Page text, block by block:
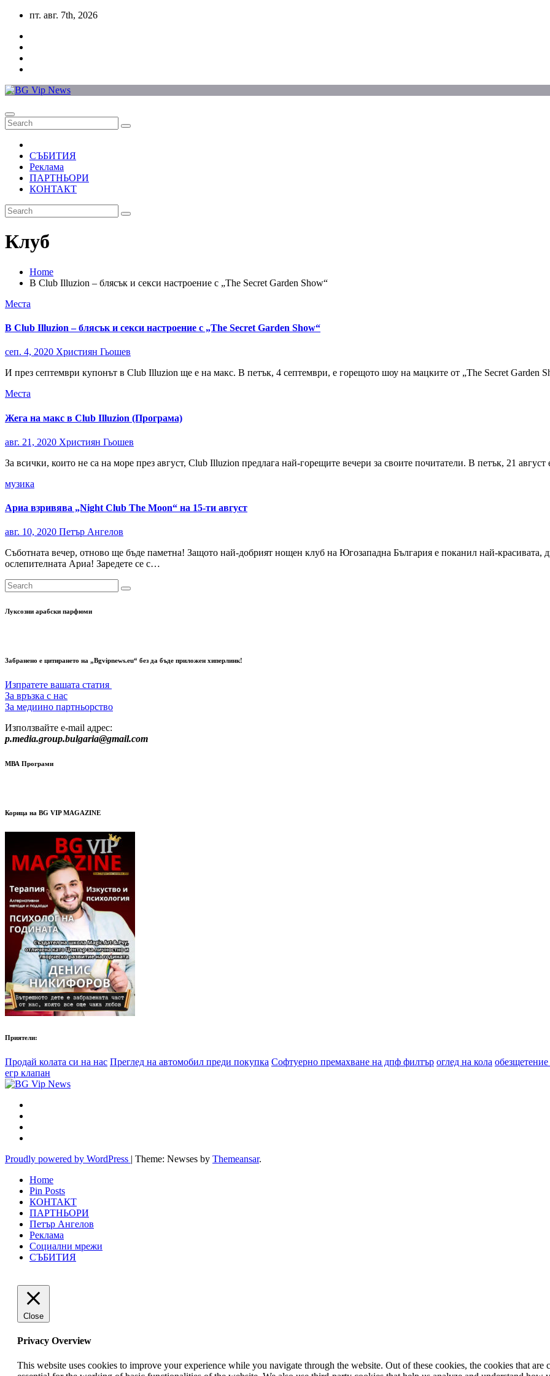
Skip
content
пт. авг. 7th, 2026
СЪБИТИЯ
Реклама
ПАРТНЬОРИ
КОНТАКТ
Клуб
Home
В Club Illuzion – блясък и секси настроение с „The Secret Garden Show“
Места
В Club Illuzion – блясък и секси настроение с „The Secret Garden Show“
сеп. 4, 2020 Християн Гьошев
И през септември купонът в Club Illuzion ще е на макс. В петък, 4 септември, е горещото шоу на мацките от „The Secret Garden
Места
Жега на макс в Club Illuzion (Програма)
авг. 21, 2020 Християн Гьошев
За всички, които не са на море през август, Club Illuzion предлага най-горещите вечери за своите почитатели. В петък, 21
музика
Ариа взривява „Night Club The Moon“ на 15-ти август
авг. 10, 2020 Петър Ангелов
Съботната вечер, отново ще бъде паметна! Защото най-добрият нощен клуб на Югозападна България е поканил най-
ослепителната Ариа! Заредете се с…
Луксозни арабски парфюми
Забранено е цитирането на „Bgvipnews.eu“ без да бъде приложен хиперлинк!
Изпратете вашата статия
За връзка с нас
За медиино партньорство
Използвайте e-mail адрес:
p.media.group.bulgaria@gmail.com
МВА Програми
Корица на BG VIP MAGAZINE
Приятели:
Продай колата си на нас Преглед на автомобил преди покупка Софтуерно премахване на дпф филтър оглед на кола
егр клапан
Proudly powered by WordPress | Theme: Newses by Themeansar.
Home
Pin Posts
КОНТАКТ
ПАРТНЬОРИ
Петър Ангелов
Реклама
Социални мрежи
СЪБИТИЯ
Close
Privacy Overview
This website uses cookies to improve your experience while you navigate through the website. Out of these cookies, the cookies that are